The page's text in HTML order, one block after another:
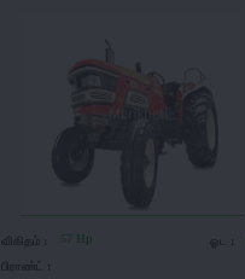
விகிதம் : 57 Hp ஓட :
பிராண்ட் :